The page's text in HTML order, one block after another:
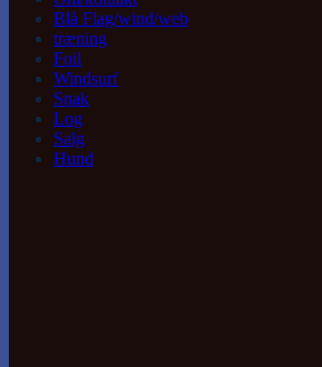
Blå Flag/wind/web
træning
Foil
Windsurf
Snak
Log
Salg
Hund